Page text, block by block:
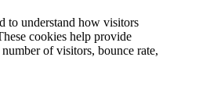
to understand how visitors
cookies help provide
of visitors, bounce rate,